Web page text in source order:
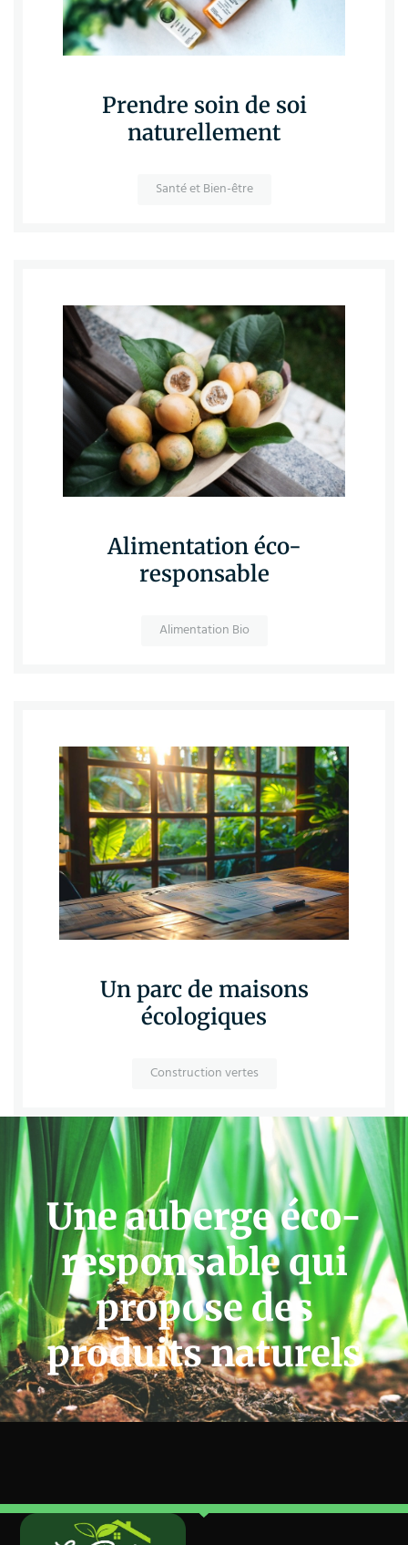
Prendre soin de soi
naturellement
Santé et Bien-être
Alimentation éco-
responsable
Alimentation Bio
Un parc de maisons
écologiques
Construction vertes
Une auberge éco-
responsable qui
propose des
produits naturels